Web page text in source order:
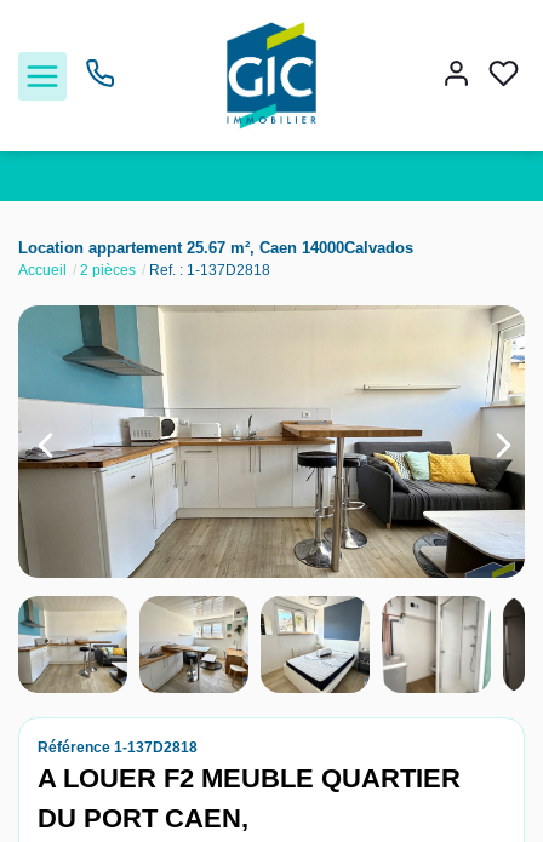
Acheter
Louer
Estimer
Nos services
Nos agences
Nous contacter
Nous rejoindre
Location appartement 25.67 m², Caen 14000Calvados
Accueil 2 pièces Ref. : 1-137D2818
Référence 1-137D2818
A LOUER F2 MEUBLE QUARTIER
DU PORT CAEN,